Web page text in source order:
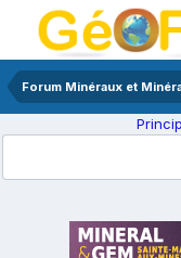
Forum Minéraux et